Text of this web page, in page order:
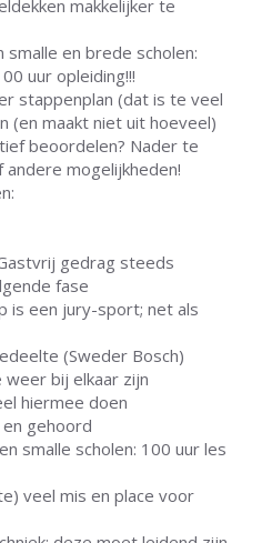
makkelijker te
en brede scholen:
uur opleiding!!!
stappenplan (dat is te veel
(en maakt niet uit hoeveel)
beoordelen? Nader te
andere mogelijkheden!
gedrag steeds
fase
is een jury-sport; net als
(Sweder Bosch)
weer bij elkaar zijn
hiermee doen
gehoord
smalle scholen: 100 uur les
veel mis en place voor